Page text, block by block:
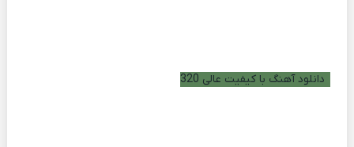
دانلود آهنگ با کیفیت عالی 320